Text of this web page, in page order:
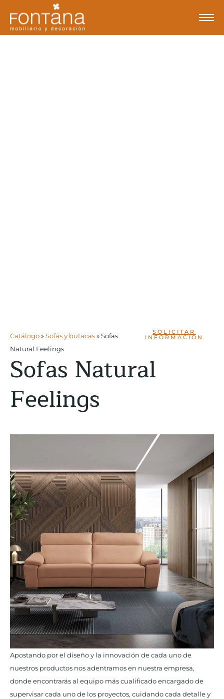
Catálogo»Sofás y butacas»Sofas
Natural Feelings
SOLICITAR
INFORMACIÓN
Sofas Natural
Feelings
Apostando por el diseño y la innovación de cada uno de
nuestros productos nos adentramos en nuestra empresa,
donde encontrarás al equipo más cualificado encargado de
supervisar cada uno de los proyectos, cuidando cada detalle y